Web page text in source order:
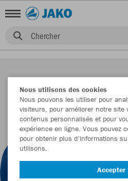
Chercher
Nous utilisons des cookies
Nous pouvons les utiliser pour
visiteurs, pour améliorer notre site
contenus personnalisés et pour
expérience en ligne. Vous pouvez
pour obtenir plus d'informations
utilisons.